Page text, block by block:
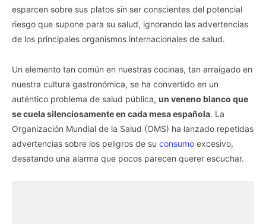
esparcen sobre sus platos sin ser conscientes del potencial
riesgo que supone para su salud, ignorando las advertencias
de los principales organismos internacionales de salud.
Un elemento tan común en nuestras cocinas, tan arraigado en
nuestra cultura gastronómica, se ha convertido en un
auténtico problema de salud pública, un veneno blanco que
se cuela silenciosamente en cada mesa española. La
Organización Mundial de la Salud (OMS) ha lanzado repetidas
advertencias sobre los peligros de su consumo excesivo,
desatando una alarma que pocos parecen querer escuchar.